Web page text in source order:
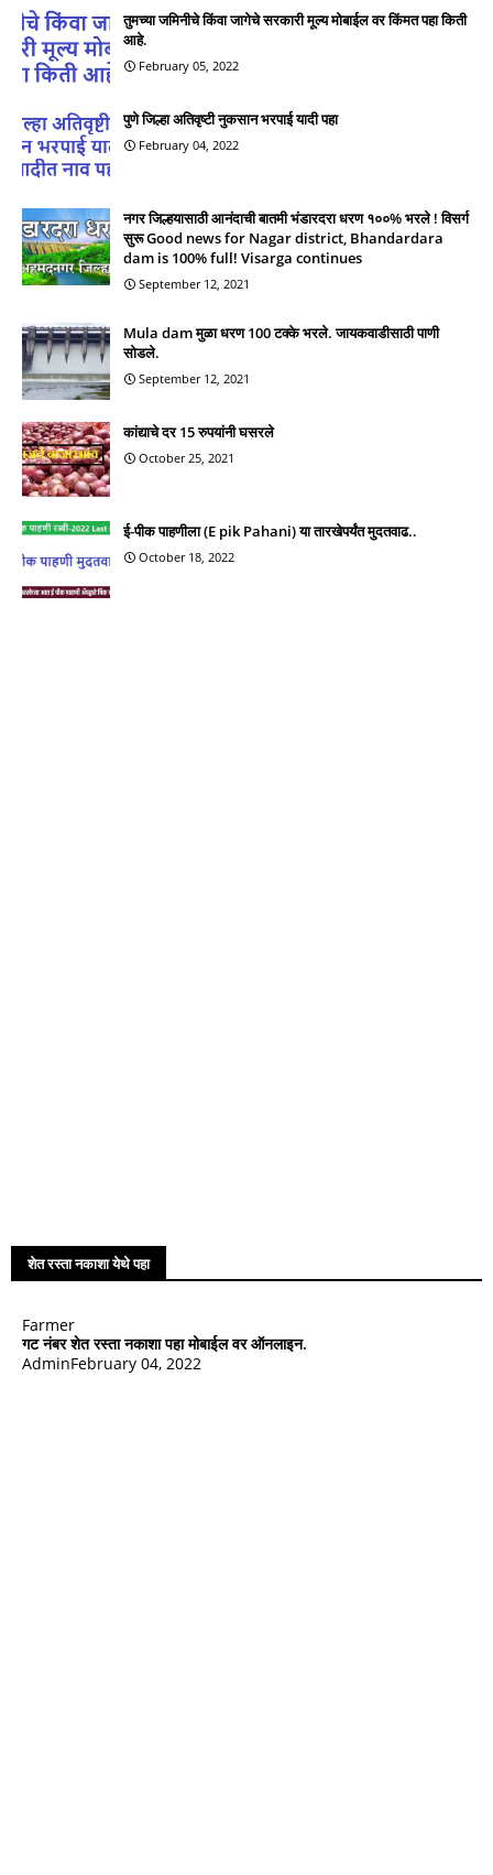
तुमच्या जमिनीचे किंवा जागेचे सरकारी मूल्य मोबाईल वर किंमत पहा किती
आहे.
February 05, 2022
पुणे जिल्हा अतिवृष्टी नुकसान भरपाई यादी पहा
February 04, 2022
नगर जिल्हयासाठी आनंदाची बातमी भंडारदरा धरण १००% भरले ! विसर्ग
सुरू Good news for Nagar district, Bhandardara
dam is 100% full! Visarga continues
September 12, 2021
Mula dam मुळा धरण 100 टक्के भरले. जायकवाडीसाठी पाणी
सोडले.
September 12, 2021
कांद्याचे दर 15 रुपयांनी घसरले
October 25, 2021
ई-पीक पाहणीला (E pik Pahani) या तारखेपर्यंत मुदतवाढ..
October 18, 2022
शेत रस्ता नकाशा येथे पहा
Farmer
गट नंबर शेत रस्ता नकाशा पहा मोबाईल वर ऑनलाइन.
AdminFebruary 04, 2022